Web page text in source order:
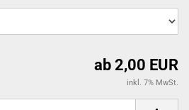
ab 2,00 EUR
inkl. 7% MwSt.